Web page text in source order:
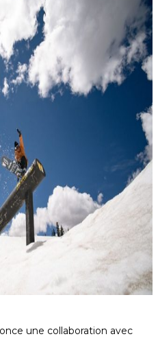
une collaboration avec